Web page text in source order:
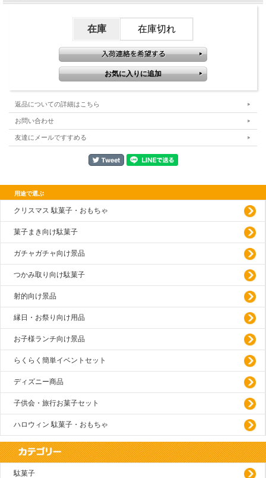
在庫 在庫切れ
返品についての詳細はこちら
お問い合わせ
友達にメールですすめる
用途で選ぶ
クリスマス 駄菓子・おもちゃ
菓子まき向け駄菓子
ガチャガチャ向け景品
つかみ取り向け駄菓子
射的向け景品
縁日・お祭り向け用品
お子様ランチ向け景品
らくらく簡単イベントセット
ディズニー商品
子供会・旅行お菓子セット
ハロウィン 駄菓子・おもちゃ
駄菓子